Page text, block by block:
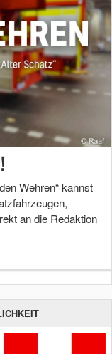
Wehren“ kannst
an die Redaktion